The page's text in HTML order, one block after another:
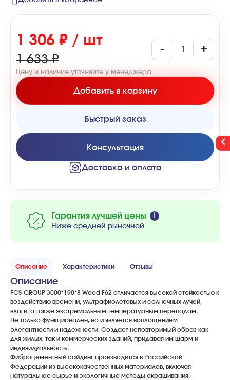
Гарантия лучшей цены
Ниже средней рыночной
1 306 ₽ / шт
1 633 ₽
- +
Цену и наличие уточняйте у менеджера
Добавить в корзину
Быстрый заказ
Консультация
Доставка и оплата
Описание Характеристики Отзывы
Описание
FCS-GROUP 3000*190*8 Wood F62 отличается высокой стойкостью к
воздействию времени, ультрафиолетовых и солнечных лучей,
влаги, а также экстремальным температурным перепадам.
Не только функционален, но и является воплощением
элегантности и надежности. Создает неповторимый образ как
для жилых, так и коммерческих зданий, придавая им шарм и
индивидуальность.
Фиброцементный сайдинг производится в Российской
Федерации из высококачественных материалов, включая
натуральное сырье и экологичные методы окрашивания.